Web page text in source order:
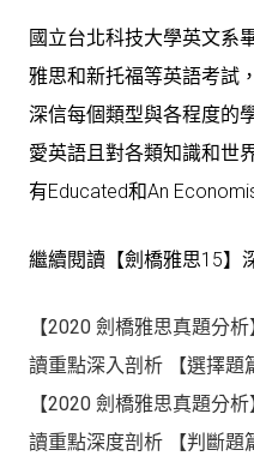
國立台北科技大學英文系
雅思和新托福等英語考試
深信每個類型與各程度的
愛英語且對各類知識和世
有Educated和An
繼續閱讀【劍橋雅思15】
【2020 劍橋雅思真題分析
讀重點深入剖析 【選擇題
【2020 劍橋雅思真題分
讀重點深度剖析 【判斷題